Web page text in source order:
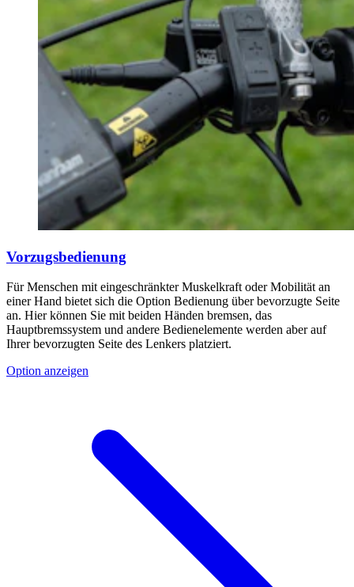
Vorzugsbedienung
Für Menschen mit eingeschränkter Muskelkraft oder Mobilität an
einer Hand bietet sich die Option Bedienung über bevorzugte Seite
an. Hier können Sie mit beiden Händen bremsen, das
Hauptbremssystem und andere Bedienelemente werden aber auf
Ihrer bevorzugten Seite des Lenkers platziert.
Option anzeigen